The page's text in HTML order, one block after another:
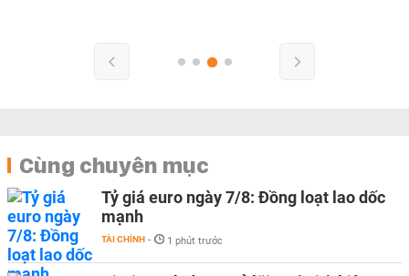
Cùng chuyên mục
Tỷ giá euro ngày 7/8: Đồng loạt lao dốc
mạnh
TÀI CHÍNH - 1 phút trước